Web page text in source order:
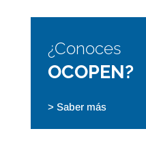
¿Conoces
OCOPEN?
> Saber más